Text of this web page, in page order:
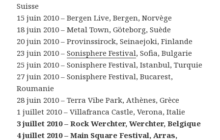
Suisse
15 juin 2010 – Bergen Live, Bergen, Norvège
18 juin 2010 – Metal Town, Göteborg, Suède
20 juin 2010 – Provinssirock, Seinaejoki, Finlande
23 juin 2010 –Sonisphere Festival, Sofia, Bulgarie
25 juin 2010 – Sonisphere Festival, Istanbul, Turquie
27 juin 2010 – Sonisphere Festival, Bucarest,
Roumanie
28 juin 2010 – Terra Vibe Park, Athènes, Grèce
1 juillet 2010 – Villafranca Castle, Verona, Italie
3 juillet 2010 – Rock Werchter, Werchter, Belgique
4 juillet 2010 – Main Square Festival, Arras,